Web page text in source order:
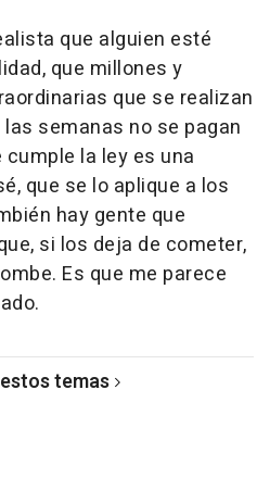
que alguien esté
que millones y
que se realizan
semanas no se pagan
la ley es una
que se lo aplique a los
hay gente que
si los deja de cometer,
Es que me parece
temas